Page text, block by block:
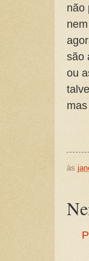
não
são
ou
às